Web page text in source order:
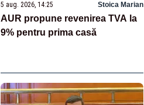
5 aug. 2026, 14:25 Stoica Marian
AUR propune revenirea TVA la
9% pentru prima casă